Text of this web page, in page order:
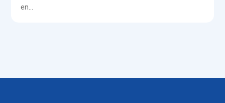
en...